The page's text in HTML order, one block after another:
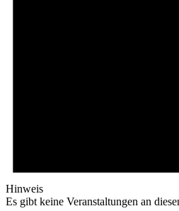
Hinweis
Es gibt keine Veranstaltungen an